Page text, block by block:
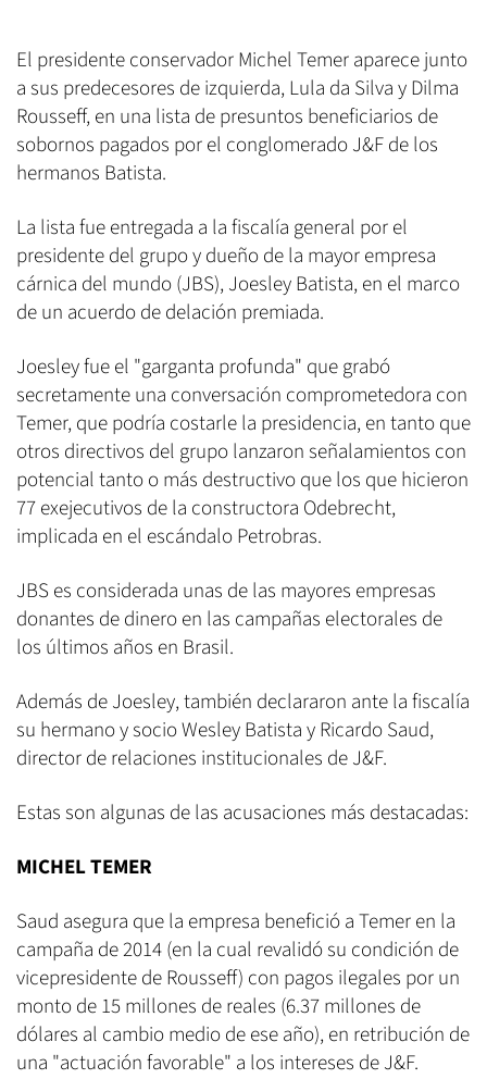
El presidente conservador Michel Temer aparece junto
a sus predecesores de izquierda, Lula da Silva y Dilma
Rousseff, en una lista de presuntos beneficiarios de
sobornos pagados por el conglomerado J&F de los
hermanos Batista.
La lista fue entregada a la fiscalía general por el
presidente del grupo y dueño de la mayor empresa
cárnica del mundo (JBS), Joesley Batista, en el marco
de un acuerdo de delación premiada.
Joesley fue el "garganta profunda" que grabó
secretamente una conversación comprometedora con
Temer, que podría costarle la presidencia, en tanto que
otros directivos del grupo lanzaron señalamientos con
potencial tanto o más destructivo que los que hicieron
77 exejecutivos de la constructora Odebrecht,
implicada en el escándalo Petrobras.
JBS es considerada unas de las mayores empresas
donantes de dinero en las campañas electorales de
los últimos años en Brasil.
Además de Joesley, también declararon ante la fiscalía
su hermano y socio Wesley Batista y Ricardo Saud,
director de relaciones institucionales de J&F.
Estas son algunas de las acusaciones más destacadas:
MICHEL TEMER
Saud asegura que la empresa benefició a Temer en la
campaña de 2014 (en la cual revalidó su condición de
vicepresidente de Rousseff) con pagos ilegales por un
monto de 15 millones de reales (6.37 millones de
dólares al cambio medio de ese año), en retribución de
una "actuación favorable" a los intereses de J&F.